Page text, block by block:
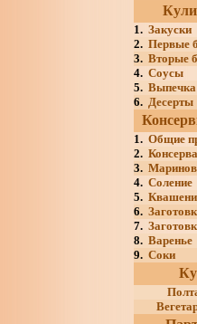
1. Закуски
2. Первые
3. Вторые
4. Соусы
5. Выпечка
6. Десерты
1. Общие
2.
3.
4. Соление
5.
6.
7.
8. Варенье
9. Соки